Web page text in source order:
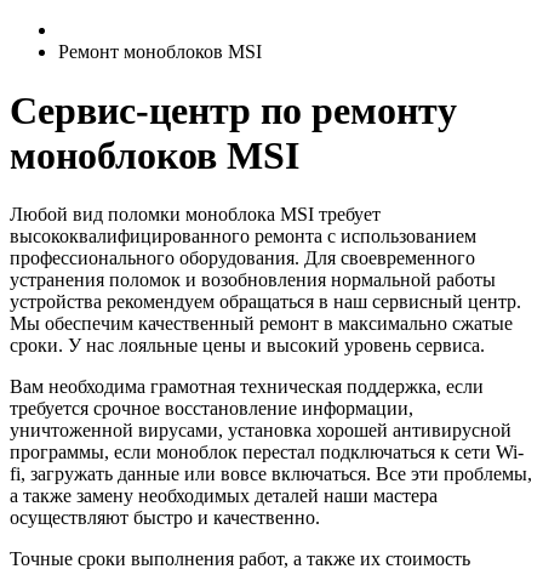
Ремонт моноблоков MSI
Сервис-центр по ремонту
моноблоков MSI
Любой вид поломки моноблока MSI требует
высококвалифицированного ремонта с использованием
профессионального оборудования. Для своевременного
устранения поломок и возобновления нормальной работы
устройства рекомендуем обращаться в наш сервисный центр.
Мы обеспечим качественный ремонт в максимально сжатые
сроки. У нас лояльные цены и высокий уровень сервиса.
Вам необходима грамотная техническая поддержка, если
требуется срочное восстановление информации,
уничтоженной вирусами, установка хорошей антивирусной
программы, если моноблок перестал подключаться к сети Wi-
fi, загружать данные или вовсе включаться. Все эти проблемы,
а также замену необходимых деталей наши мастера
осуществляют быстро и качественно.
Точные сроки выполнения работ, а также их стоимость